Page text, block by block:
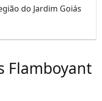
do Jardim Goiás
Flamboyant